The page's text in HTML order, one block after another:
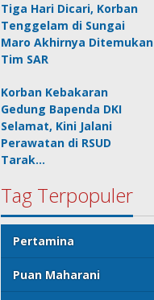
Tiga Hari Dicari, Korban
Tenggelam di Sungai
Maro Akhirnya Ditemukan
Tim SAR
Korban Kebakaran
Gedung Bapenda DKI
Selamat, Kini Jalani
Perawatan di RSUD
Tarak…
Tag Terpopuler
Pertamina
Puan Maharani